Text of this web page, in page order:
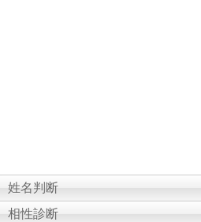
姓名判断
相性診断